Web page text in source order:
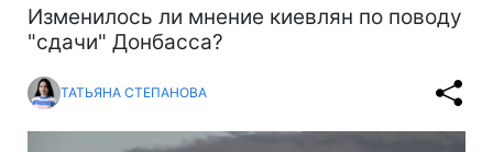
Изменилось ли мнение киевлян по поводу
"сдачи" Донбасса?
ТАТЬЯНА СТЕПАНОВА